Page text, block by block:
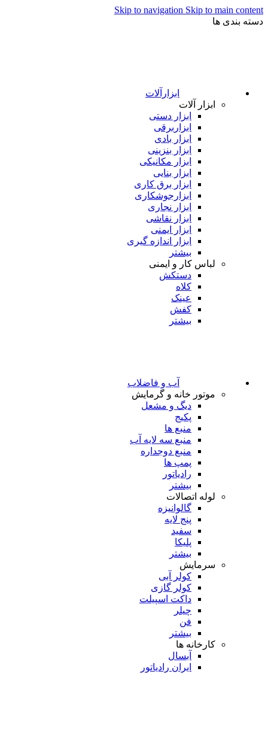
Skip to navigation Skip to main content
دسته بندی ها
ابزارآلات
ابزار آلات
ابزار دستی
ابزاربرقی
ابزار بادی
ابزار بنزینی
ابزار مکانیکی
ابزار بنایی
ابزار برق کاری
ابزارجوشکاری
ابزار نجاری
ابزار نقاشی
ابزار ایمنی
ابزار اندازه گیری
بیشتر
لباس کار و ایمنی
دستکش
کلاه
عینک
کفش
بیشتر
آب و فاضلاب
موتور خانه و گرمایش
دیگ و مشعل
پکیج
منبع ها
منبع سه لایه آب
منبع دوجداره
پمپ ها
رادیاتور
بیشتر
لوله اتصالات
گالوانیزه
پنج لایه
سفید
پلیکا
بیشتر
سرمایش
کولر آبی
کولر گازی
داکت اسپیلت
چیلر
فن
بیشتر
کارخانه ها
آبسال
ایران رادیاتور